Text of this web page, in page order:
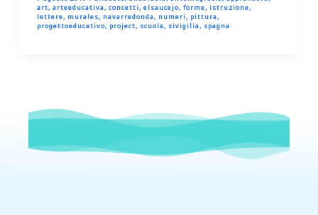
art, arteeducativa, concetti, elsaucejo, forme, istruzione,
lettere, murales, navarredonda, numeri, pittura,
progettoeducativo, project, scuola, sivigilia, spagna